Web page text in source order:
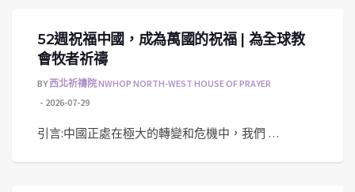
52週祝福中國，成為萬國的祝福 | 為全球教
會牧者祈禱
BY西北祈禱院 NWHOP NORTH-WEST HOUSE OF PRAYER
2026-07-29
引言:中國正處在極大的轉變和危機中，我們 …